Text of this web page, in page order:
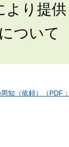
より提供
ついて
知（依頼）（PDF：